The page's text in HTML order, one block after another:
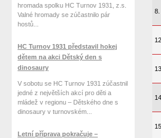
8.
12.
13.
14.
15.
hromada spolku HC Turnov 1931, z.s.
Valné hromady se zúčastnilo pár
hostů...
HC Turnov 1931 představil hokej
dětem na akci Dětský den s
dinosaury
V sobotu se HC Turnov 1931 zúčastnil
jedné z největších akcí pro děti a
mládež v regionu – Dětského dne s
dinosaury v turnovském...
Letní příprava pokračuje –